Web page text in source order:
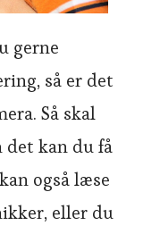
gerne
så er det
Så skal
kan du få
også læse
eller du